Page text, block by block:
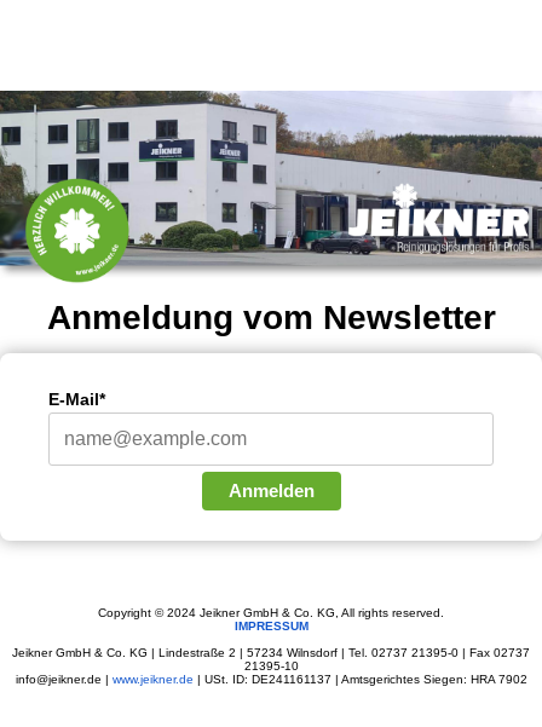
Anmeldung vom Newsletter
E-Mail*
Anmelden
Copyright © 2024 Jeikner GmbH & Co. KG, All rights reserved.
IMPRESSUM
Jeikner GmbH & Co. KG | Lindestraße 2 | 57234 Wilnsdorf | Tel. 02737 21395-0 | Fax 02737
21395-10
info@jeikner.de | www.jeikner.de | USt. ID: DE241161137 | Amtsgerichtes Siegen: HRA 7902